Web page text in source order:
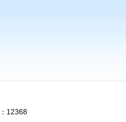
12368